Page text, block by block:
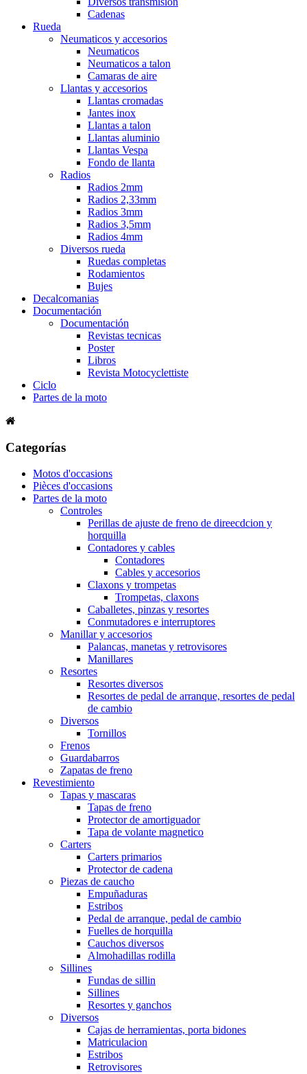
Cadenas
Rueda
Neumaticos y accesorios
Neumaticos
Neumaticos a talon
Camaras de aire
Llantas y accesorios
Llantas cromadas
Jantes inox
Llantas a talon
Llantas aluminio
Llantas Vespa
Fondo de llanta
Radios
Radios 2mm
Radios 2,33mm
Radios 3mm
Radios 3,5mm
Radios 4mm
Diversos rueda
Ruedas completas
Rodamientos
Bujes
Decalcomanias
Documentación
Documentación
Revistas tecnicas
Poster
Libros
Revista Motocyclettiste
Ciclo
Partes de la moto
Categorías
Motos d'occasions
Pièces d'occasions
Partes de la moto
Controles
Perillas de ajuste de freno de direecdcion y
horquilla
Contadores y cables
Contadores
Cables y accesorios
Claxons y trompetas
Trompetas, claxons
Caballetes, pinzas y resortes
Conmutadores e interruptores
Manillar y accesorios
Palancas, manetas y retrovisores
Manillares
Resortes
Resortes diversos
Resortes de pedal de arranque, resortes de pedal
de cambio
Diversos
Tornillos
Frenos
Guardabarros
Zapatas de freno
Revestimiento
Tapas y mascaras
Tapas de freno
Protector de amortiguador
Tapa de volante magnetico
Carters
Carters primarios
Protector de cadena
Piezas de caucho
Empuñaduras
Estribos
Pedal de arranque, pedal de cambio
Fuelles de horquilla
Cauchos diversos
Almohadillas rodilla
Sillines
Fundas de sillin
Sillines
Resortes y ganchos
Diversos
Cajas de herramientas, porta bidones
Matriculacion
Estribos
Retrovisores